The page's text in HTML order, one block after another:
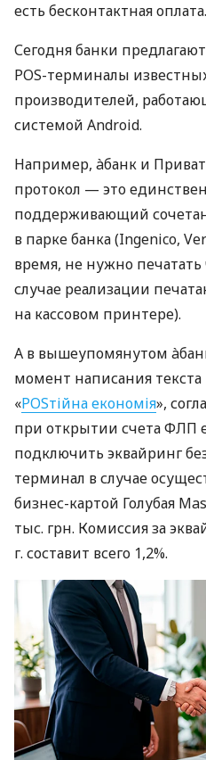
есть бесконтактная оплата.
Сегодня банки
POS-терминалы
производителей,
системой Android.
Например, àбанк и
протокол — это
поддерживающий
в парке банка (Ingenico,
время, не нужно
случае реализации
на кассовом принтере).
А в вышеупомянутом
момент написания
«POSтійна економія»,
при открытии счета ФЛП
подключить эквайринг
терминал в случае
бизнес-картой Голубая
тыс. грн. Комиссия за
г. составит всего 1,2%.